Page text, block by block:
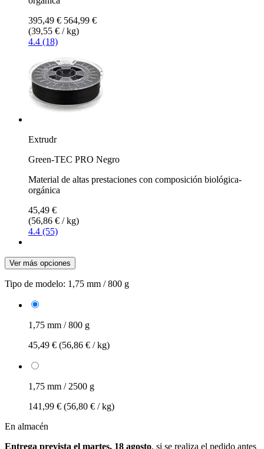
395,49 € 564,99 €
(39,55 € / kg)
4.4 (18)
Extrudr
Green-TEC PRO Negro
Material de altas prestaciones con composición biológica-
orgánica
45,49 €
(56,86 € / kg)
4.4 (55)
Ver más opciones
Tipo de modelo: 1,75 mm / 800 g
1,75 mm / 800 g
45,49 € (56,86 € / kg)
1,75 mm / 2500 g
141,99 € (56,80 € / kg)
En almacén
Entrega prevista el martes, 18 agosto, si se realiza el pedido antes